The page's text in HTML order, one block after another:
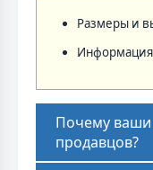
Размеры и
Почему ваши
продавцов?